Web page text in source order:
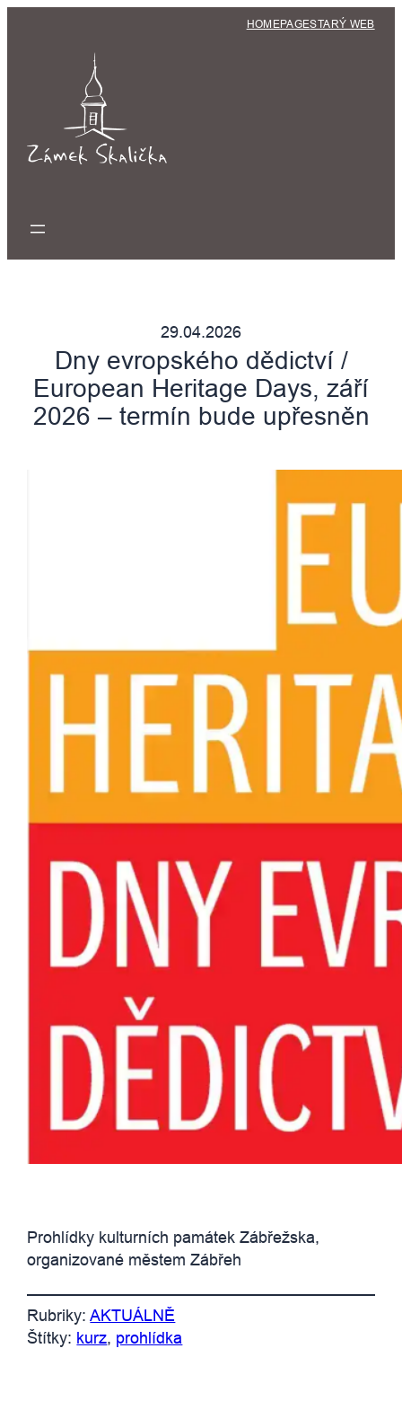
HOMEPAGESTARÝ WEB
29.04.2026
Dny evropského dědictví /
European Heritage Days, září
2026 – termín bude upřesněn
Prohlídky kulturních památek Zábřežska,
organizované městem Zábřeh
Rubriky:AKTUÁLNĚ
Štítky: kurz, prohlídka